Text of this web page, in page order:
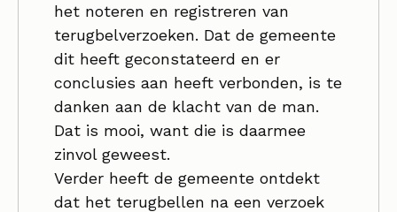
het noteren en registreren van
terugbelverzoeken. Dat de gemeente
dit heeft geconstateerd en er
conclusies aan heeft verbonden, is te
danken aan de klacht van de man.
Dat is mooi, want die is daarmee
zinvol geweest.
Verder heeft de gemeente ontdekt
dat het terugbellen na een verzoek